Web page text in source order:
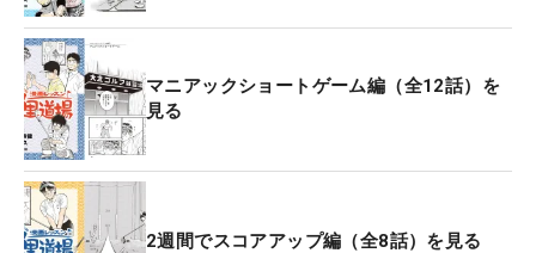
マニアックショートゲーム編（全12話）を
見る
2週間でスコアアップ編（全8話）を見る